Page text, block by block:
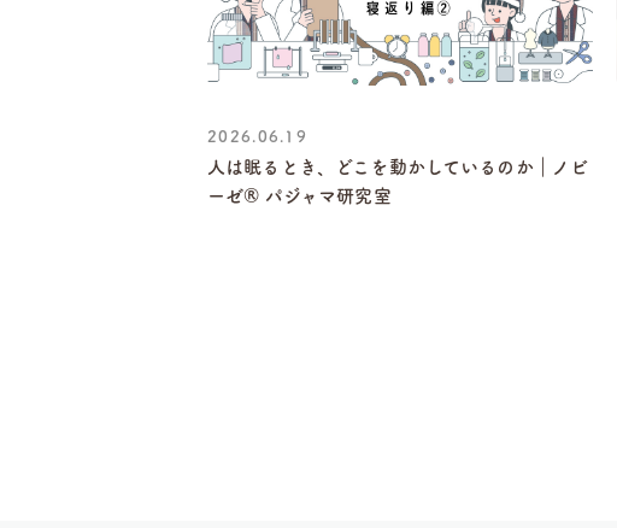
2026.06.19
人は眠るとき、どこを動かしているのか｜ノビ
ーゼ® パジャマ研究室